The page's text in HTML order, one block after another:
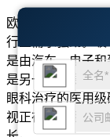
欧洲占据全球硼
行业需求强劲。玻
是由汽车、电子
是另一个主要消
眼科治疗的医用
视正在增加硼酸